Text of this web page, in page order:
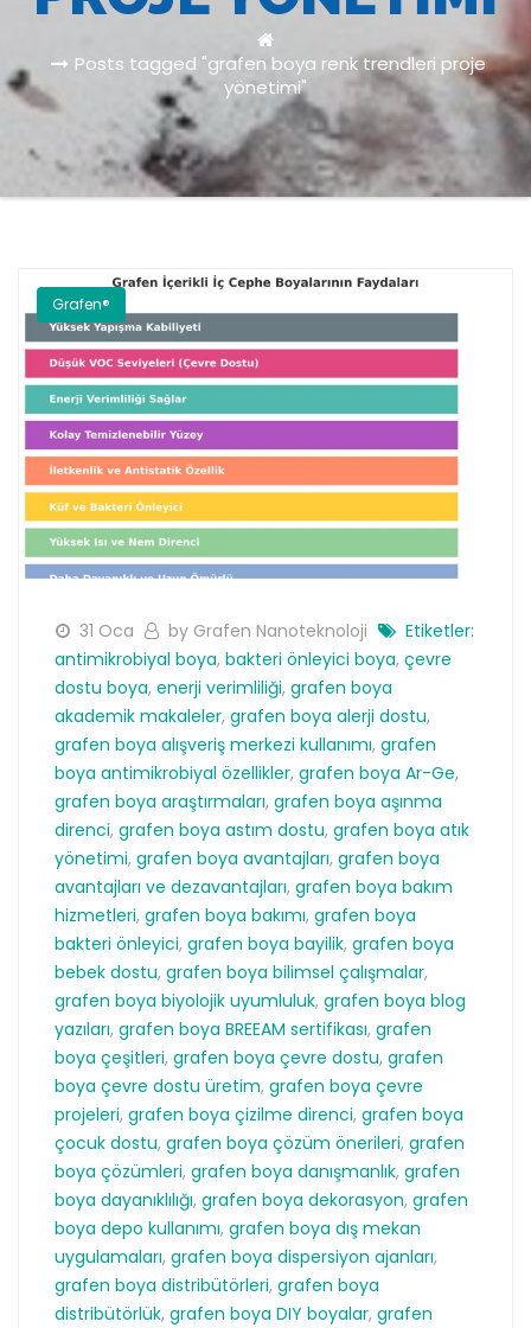
Posts tagged "grafen boya renk trendleri proje
yönetimi"
Grafen®
31 Oca by Grafen Nanoteknoloji
Etiketler:
antimikrobiyal boya, bakteri önleyici boya, çevre
dostu boya, enerji verimliliği, grafen boya
akademik makaleler, grafen boya alerji dostu,
grafen boya alışveriş merkezi kullanımı, grafen
boya antimikrobiyal özellikler, grafen boya Ar-Ge,
grafen boya araştırmaları, grafen boya aşınma
direnci, grafen boya astım dostu, grafen boya atık
yönetimi, grafen boya avantajları, grafen boya
avantajları ve dezavantajları, grafen boya bakım
hizmetleri, grafen boya bakımı, grafen boya
bakteri önleyici, grafen boya bayilik, grafen boya
bebek dostu, grafen boya bilimsel çalışmalar,
grafen boya biyolojik uyumluluk, grafen boya blog
yazıları, grafen boya BREEAM sertifikası, grafen
boya çeşitleri, grafen boya çevre dostu, grafen
boya çevre dostu üretim, grafen boya çevre
projeleri, grafen boya çizilme direnci, grafen boya
çocuk dostu, grafen boya çözüm önerileri, grafen
boya çözümleri, grafen boya danışmanlık, grafen
boya dayanıklılığı, grafen boya dekorasyon, grafen
boya depo kullanımı, grafen boya dış mekan
uygulamaları, grafen boya dispersiyon ajanları,
grafen boya distribütörleri, grafen boya
distribütörlük, grafen boya DIY boyalar, grafen